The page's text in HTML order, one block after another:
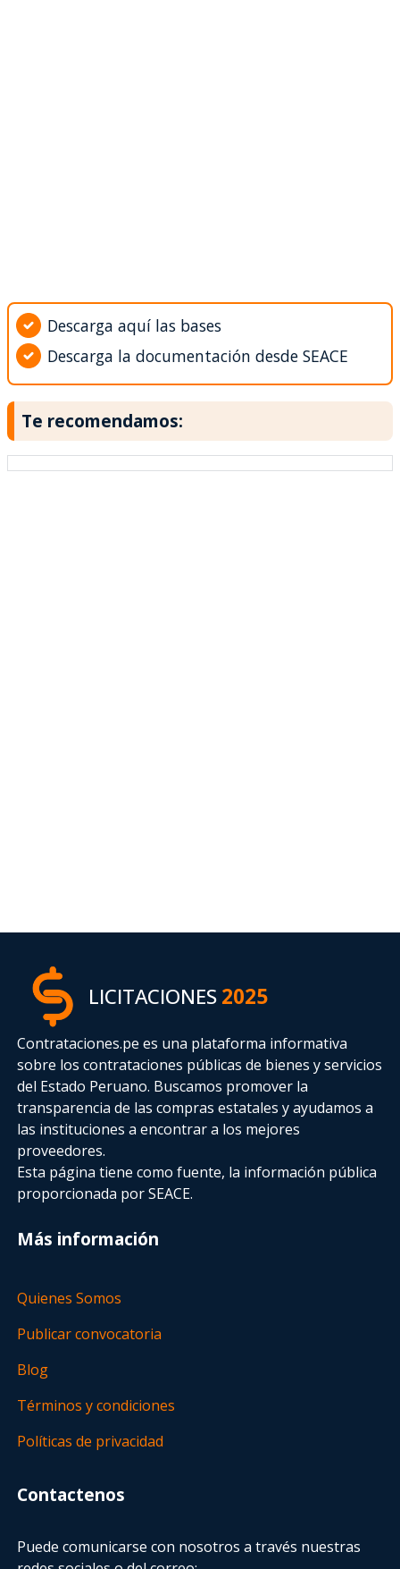
Descarga aquí las bases
Descarga la documentación desde SEACE
Te recomendamos:
LICITACIONES2025
Contrataciones.pe es una plataforma informativa
sobre los contrataciones públicas de bienes y servicios
del Estado Peruano. Buscamos promover la
transparencia de las compras estatalesy ayudamos a
las instituciones a encontrar a los mejores
proveedores.
Esta página tiene como fuente, la información pública
proporcionada por SEACE.
Más información
Quienes Somos
Publicar convocatoria
Blog
Términos y condiciones
Políticas de privacidad
Contactenos
Puede comunicarse con nosotros a través nuestras